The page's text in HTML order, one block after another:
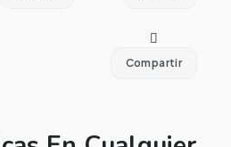
Compartir